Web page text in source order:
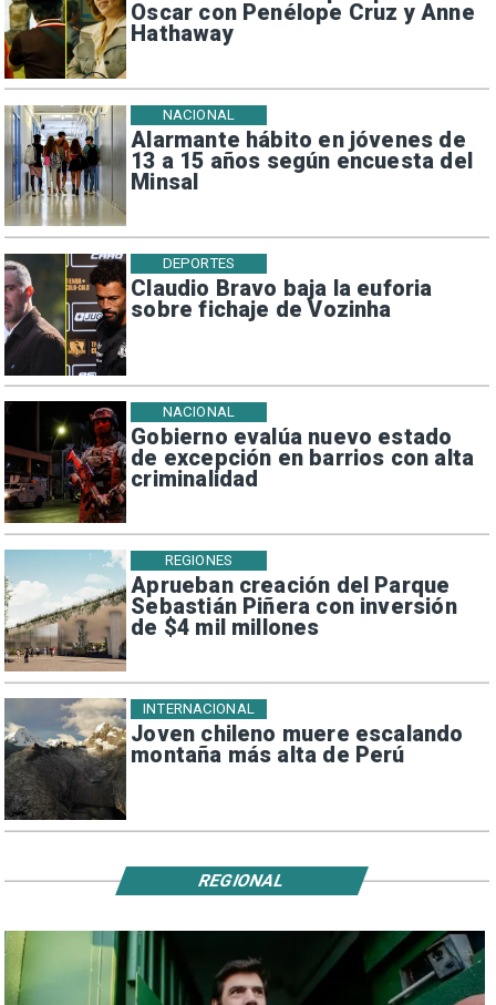
Oscar con Penélope Cruz y Anne
Hathaway
Alarmante hábito en jóvenes de
13 a 15 años según encuesta del
Minsal
NACIONAL
Claudio Bravo baja la euforia
sobre fichaje de Vozinha
DEPORTES
Gobierno evalúa nuevo estado
de excepción en barrios con alta
criminalidad
NACIONAL
Aprueban creación del Parque
Sebastián Piñera con inversión
de $4 mil millones
REGIONES
Joven chileno muere escalando
montaña más alta de Perú
INTERNACIONAL
REGIONAL